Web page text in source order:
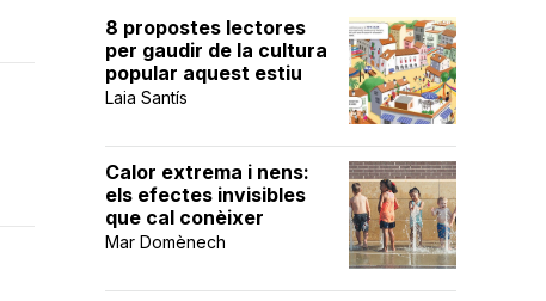
8 propostes lectores
per gaudir de la cultura
popular aquest estiu
Laia Santís
Calor extrema i nens:
els efectes invisibles
que cal conèixer
Mar Domènech